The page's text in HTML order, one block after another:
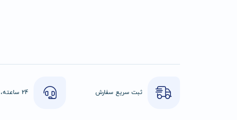
ثبت سریع سفارش